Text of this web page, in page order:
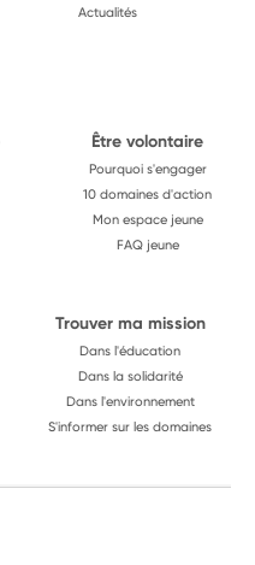
Actualités
Être volontaire
Pourquoi s'engager
10 domaines d'action
Mon espace jeune
FAQ jeune
Trouver ma mission
Dans l'éducation
Dans la solidarité
Dans l'environnement
S'informer sur les domaines